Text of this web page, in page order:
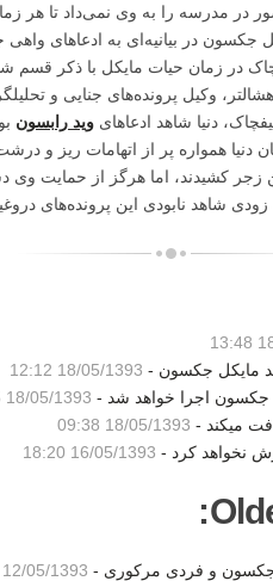
در مدرسه را به وی نمی‌داد تا هر
جکسون در بیانیه‌ای به ادعاهای
در زمان حیات مایکل با ذکر قسم
وکیل پرونده‌های جنایی و
دنیا شاهد ادعاهایوید رابسون
دنیا همواره پر از اتهامات ریز
کشیدند، اما هرگز از حمایت وی
شاهد نابودی این پرونده‌های
مایکل جکسون - 18/05/1393 12:12
جکسون اجرا خواهد شد - 18/05/1393 09:45
میکند - 18/05/1393 09:38
نخواهد کرد - 16/05/1393 18:20
جکسون و فردی مرکوری - 12/05/1393 20:10